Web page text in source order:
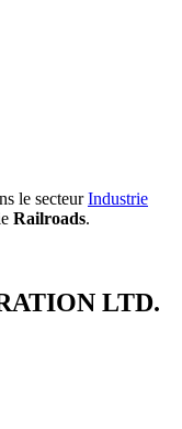
le secteurIndustrie
Railroads.
LTD.